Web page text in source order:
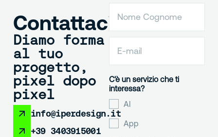
Contattaci
Diamo forma
al tuo
progetto,
pixel dopo
pixel
info@iperdesign.it
+39 3403915001
C'è un servizio che ti
interessa?
AI
App